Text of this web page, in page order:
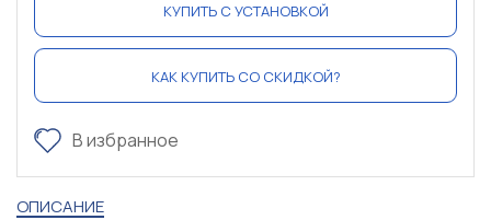
КУПИТЬ С УСТАНОВКОЙ
КАК КУПИТЬ СО СКИДКОЙ?
В избранное
ОПИСАНИЕ